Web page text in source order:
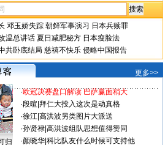
邓玉娇失踪 朝鲜军事演习 日本兵赎罪
温总讲话 夏日减肥秘方 日本瘦脸法
共卧底结局 慈禧不快乐 侵略中国报告
更多>>
归
·欧冠决赛盘口解读 巴萨赢面稍大
·段暄 拜仁大投入这次是动真格
·徐江| 高洪波另类图片大派送
·孙贤禄| 高洪波组队思想值得赞同
·颜晓华| 科比队友什么时候可支持他